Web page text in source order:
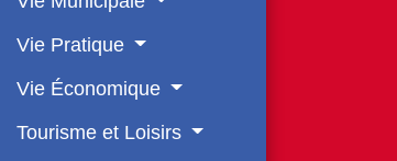
Vie Pratique
Vie Économique
Tourisme et Loisirs